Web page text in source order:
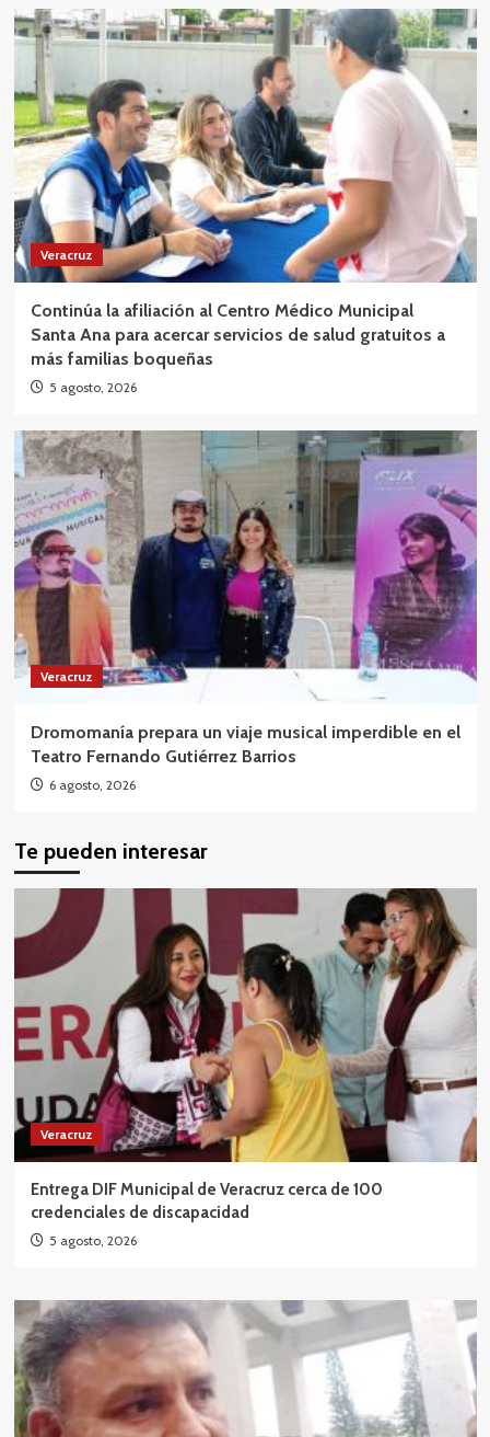
Veracruz
Continúa la afiliación al Centro Médico Municipal
Santa Ana para acercar servicios de salud gratuitos a
más familias boqueñas
5 agosto, 2026
Veracruz
Dromomanía prepara un viaje musical imperdible en el
Teatro Fernando Gutiérrez Barrios
6 agosto, 2026
Te pueden interesar
Veracruz
Entrega DIF Municipal de Veracruz cerca de 100
credenciales de discapacidad
5 agosto, 2026